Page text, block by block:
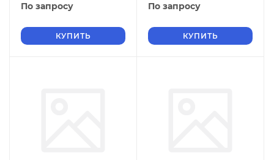
По запросу
КУПИТЬ
По запросу
КУПИТЬ